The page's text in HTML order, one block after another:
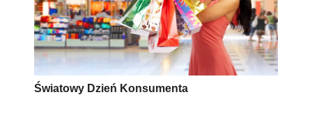
Światowy Dzień Konsumenta